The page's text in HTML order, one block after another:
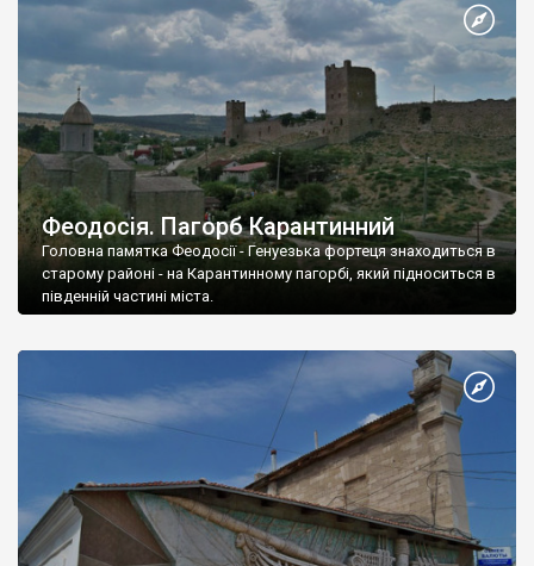
Феодосія. Пагорб Карантинний
Головна памятка Феодосії - Генуезька фортеця знаходиться в
старому районі - на Карантинному пагорбі, який підноситься в
південній частині міста.